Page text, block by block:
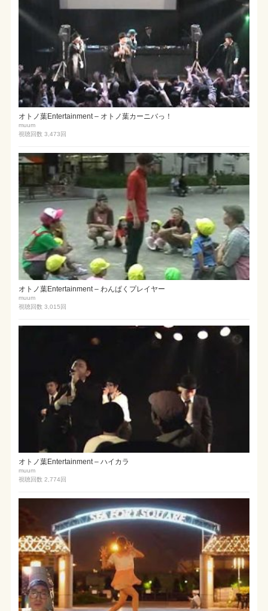
オトノ葉Entertainment – オトノ葉カーニバっ！
muum
視聴回数 3,473 回
オトノ葉Entertainment – わんぱくプレイヤー
muum
視聴回数 3,015 回
オトノ葉Entertainment – ハイカラ
muum
視聴回数 2,774 回